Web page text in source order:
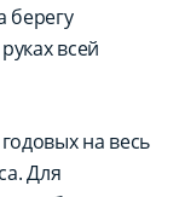
берегу
всей
на весь
Для